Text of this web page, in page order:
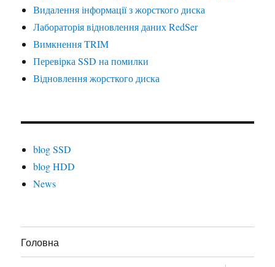
Видалення інформації з жорсткого диска
Лабораторія відновлення даних RedSer
Вимкнення TRIM
Перевірка SSD на помилки
Відновлення жорсткого диска
blog SSD
blog HDD
News
Головна